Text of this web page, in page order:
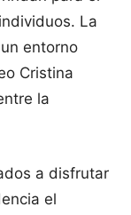
La
entorno
Cristina
la
a disfrutar
el